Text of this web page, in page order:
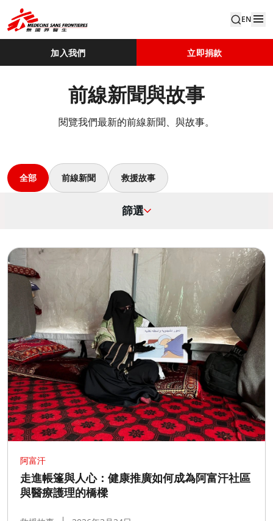
EN
加入我們 立即捐款
前線新聞與故事
閱覽我們最新的前線新聞、與故事。
全部 前線新聞 救援故事
篩選
阿富汗
走進帳篷與人心：健康推廣如何成為阿富汗社區
與醫療護理的橋樑